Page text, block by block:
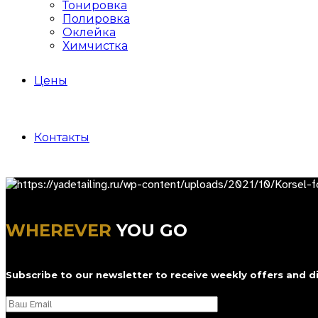
Тонировка
Полировка
Оклейка
Химчистка
Цены
Контакты
WHEREVER YOU GO
Subscribe to our newsletter to receive weekly offers and